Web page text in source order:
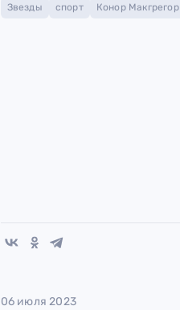
Звезды спорт Конор Макгрегор
06 июля 2023